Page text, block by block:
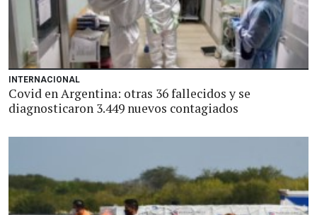
INTERNACIONAL
Covid en Argentina: otras 36 fallecidos y se
diagnosticaron 3.449 nuevos contagiados